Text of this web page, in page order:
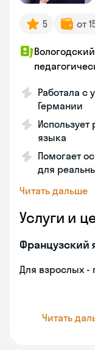
5 от
Работала с
Германии
языка
Помогает
для
Читать дальше
Услуги и
Французский
Для взрослых -
Читать